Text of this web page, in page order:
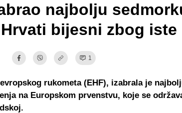
najbolju
bijesni zbog iste
1
rukometa (EHF), izabrala je
na Europskom prvenstvu, koje se